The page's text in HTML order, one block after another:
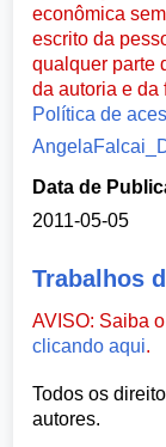
econômica
escrito da
qualquer parte
da autoria e
Política de
Data de
2011-05-05
Trabalhos
AVISO: Saiba
clicando aqui.
Todos os
autores.